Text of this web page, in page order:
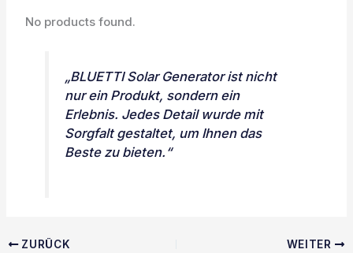
No products found.
„BLUETTI Solar Generator ist nicht
nur ein Produkt, sondern ein
Erlebnis. Jedes Detail wurde mit
Sorgfalt gestaltet, um Ihnen das
Beste zu bieten.“
ZURÜCK WEITER